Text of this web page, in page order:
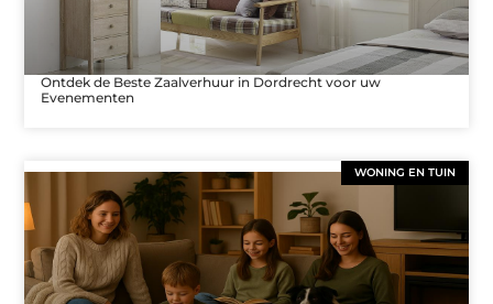
Ontdek de Beste Zaalverhuur in Dordrecht voor uw
Evenementen
WONING EN TUIN